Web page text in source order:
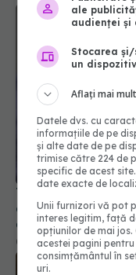
Tratarea căderii
eficiente două
alopecie
07 mai 2026, 11:55
ale
audienței și
Stocarea
un dispozitiv
Aflați mai
Datele dvs. cu
informațiile de pe
și alte date de pe
trimise către 224 de
specific de acest
date exacte de
Unii furnizori vă pot
interes legitim, față
opțiunilor de mai jos.
acestei pagini
consimțământul în
uri.